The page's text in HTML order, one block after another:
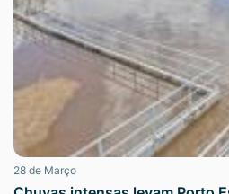
28 de Março